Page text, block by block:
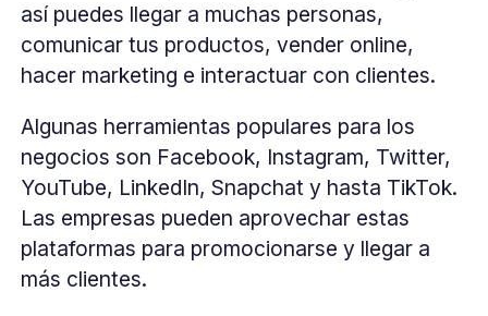
así puedes llegar a muchas personas,
comunicar tus productos, vender online,
hacer marketing e interactuar con clientes.
Algunas herramientas populares para los
negocios son Facebook, Instagram, Twitter,
YouTube, LinkedIn, Snapchat y hasta TikTok.
Las empresas pueden aprovechar estas
plataformas para promocionarse y llegar a
más clientes.